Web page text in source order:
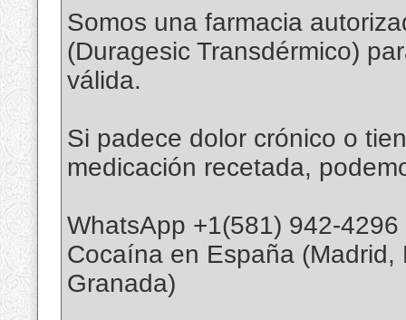
Somos una farmacia
(Duragesic Transdérmico)
válida.
Si padece dolor crónico o
medicación recetada,
WhatsApp +1(581) 942-
Cocaína en España
Granada)